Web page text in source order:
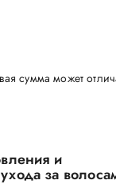
сумма может
и
за